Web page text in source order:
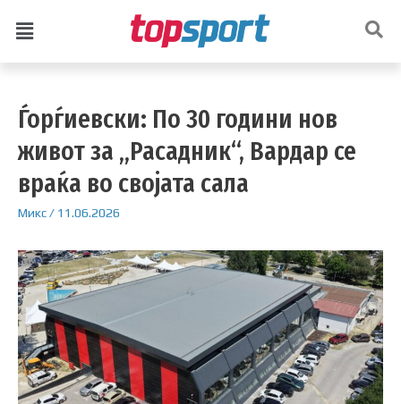
Ѓорѓиевски: По 30 години нов
живот за „Расадник“, Вардар се
враќа во својата сала
Микс/ 11.06.2026